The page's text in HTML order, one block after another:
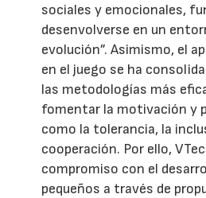
sociales y emocionales,
desenvolverse en un
evolución”. Asimismo, el
en el juego se ha
las metodologías más
fomentar la motivación y
como la tolerancia, la
cooperación. Por ello,
compromiso con el
pequeños a través de